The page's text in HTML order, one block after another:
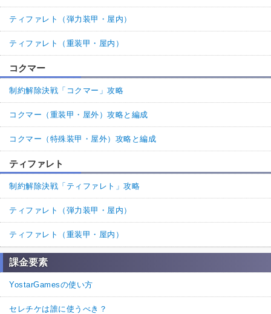
ティファレト（弾力装甲・屋内）
ティファレト（重装甲・屋内）
コクマー
制約解除決戦「コクマー」攻略
コクマー（重装甲・屋外）攻略と編成
コクマー（特殊装甲・屋外）攻略と編成
ティファレト
制約解除決戦「ティファレト」攻略
ティファレト（弾力装甲・屋内）
ティファレト（重装甲・屋内）
課金要素
YostarGamesの使い方
セレチケは誰に使うべき？